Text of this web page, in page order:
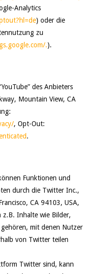
Analytics
) oder die
zu
.).
des Anbieters
Mountain View, CA
, Opt-Out:
.
Funktionen und
durch die Twitter Inc.,
CA 94103, USA,
z.B. Inhalte wie Bilder,
mit denen Nutzer
von Twitter teilen
Twitter sind, kann